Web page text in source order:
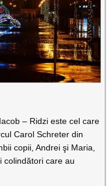
– Ridzi este cel care
Carol Schreter din
copii, Andrei şi Maria,
colindători care au